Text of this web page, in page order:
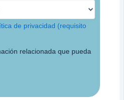
de privacidad (requisito
relacionada que pueda